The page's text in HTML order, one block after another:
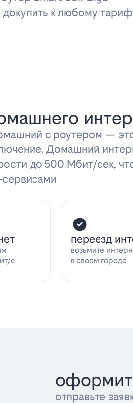
к любому
с роутером —
Домашний
до 500 Мбит/сек,
сервисами
с
переезд
возьмите
в своем городе
отправьте